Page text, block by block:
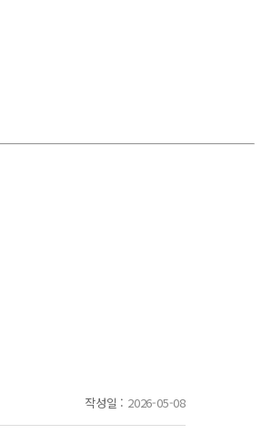
작성일 : 2026-05-08